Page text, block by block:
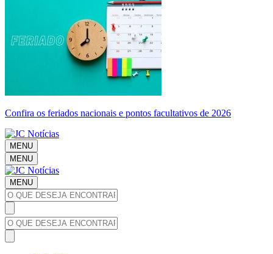
Confira os feriados nacionais e pontos facultativos de 2026
MENU
MENU
MENU